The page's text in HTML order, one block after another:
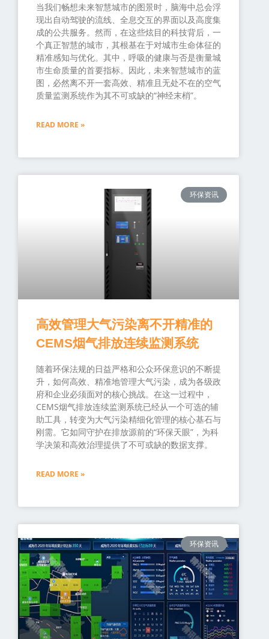
当我们畅想未来智慧城市的图景时，脑海中总会浮
现出自动驾驶的流线、全息交互的界面以及高度集
成的公共服务。然而，在这些炫目的科技背后，一
个真正智慧的城市，其根基在于对城市生命体征的
精准感知与优化。其中，呼吸的健康与否是衡量城
市生命质量的首要指标。因此，未来智慧城市的蓝
图，必然离不开一套高效、精准且无处不在的空气
质量监测系统作为其不可或缺的“神经末梢”。
READ MORE »
环保资讯
高效管理大气污染离不开精准的
CEMS烟气排放连续监测系统
随着环保法规的日益严格和公众环保意识的不断提
升，如何高效、精准地管理大气污染，成为各级政
府和企业必须面对的核心挑战。在这一过程中，
CEMS烟气排放连续监测系统已经从一个可选的辅
助工具，转变为大气污染精细化管理的核心基石与
刚需。它如同守护在排放源前的“环保天眼”，为科
学决策和高效治理提供了不可或缺的数据支撑。
READ MORE »
环保资讯